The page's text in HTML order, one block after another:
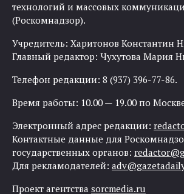
технологий и массовых
(Роскомнадзор).
Учредитель: Харитонов Константин
Главный редактор: Чухутова Мария
Телефон редакции: 8 (937) 396-77-86.
Время работы: 10.00 — 19.00 по
Электронный адрес редакции:
Контактные данные для
государственных органов:
Для рекламодателей:
Проект агентства sorcmedia.ru